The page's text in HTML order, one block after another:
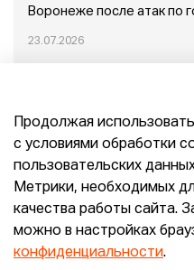
Воронеже после атак по
23.07.2026
Конец эпохи
Mr.Doors Максима
26.06.2026
Продолжая
с условиями обработки
пользовательских
Метрики, необходимых
качества работы сайта.
можно в настройках
конфиденциальности.